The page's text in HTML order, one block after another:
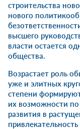
строительства
нового
высшего
власти остается
общества.
Возрастает роль
уже и элитных
степени
их возможности
развития в